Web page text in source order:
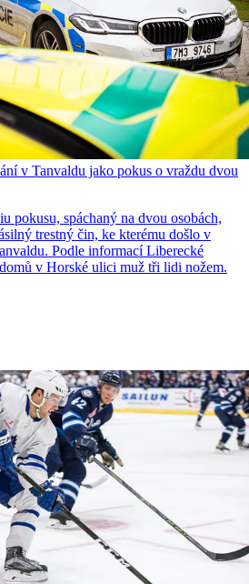
v Tanvaldu jako pokus o vraždu dvou
pokusu, spáchaný na dvou osobách,
trestný čin, ke kterému došlo v
Podle informací Liberecké
v Horské ulici muž tři lidi nožem.